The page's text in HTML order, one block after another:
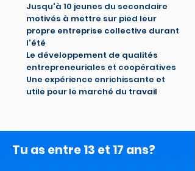
Jusqu'à 10 jeunes du secondaire
motivés à mettre sur pied leur
propre entreprise collective durant
l'été
Le développement de qualités
entrepreneuriales et coopératives
Une expérience enrichissante et
utile pour le marché du travail
Tu as entre 13 et 17 ans?